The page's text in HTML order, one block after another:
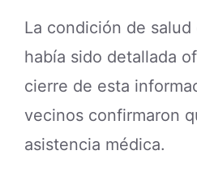
La condición de
había sido detallada
cierre de esta
vecinos confirmaron
asistencia médica.